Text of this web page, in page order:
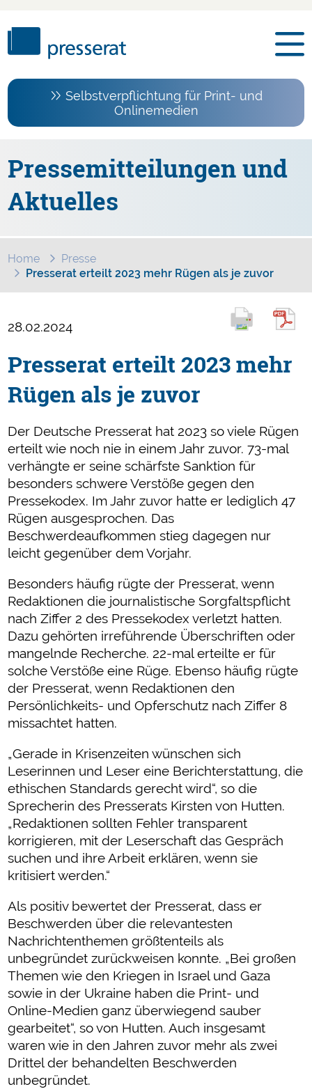
Selbstverpflichtung für Print- und
Onlinemedien
Pressemitteilungen und
Aktuelles
Home
Presse
Presserat erteilt 2023 mehr Rügen als je zuvor
28.02.2024
Presserat erteilt 2023 mehr
Rügen als je zuvor
Der Deutsche Presserat hat 2023 so viele Rügen
erteilt wie noch nie in einem Jahr zuvor. 73-mal
verhängte er seine schärfste Sanktion für
besonders schwere Verstöße gegen den
Pressekodex. Im Jahr zuvor hatte er lediglich 47
Rügen ausgesprochen. Das
Beschwerdeaufkommen stieg dagegen nur
leicht gegenüber dem Vorjahr.
Besonders häufig rügte der Presserat, wenn
Redaktionen die journalistische Sorgfaltspflicht
nach Ziffer 2 des Pressekodex verletzt hatten.
Dazu gehörten irreführende Überschriften oder
mangelnde Recherche. 22-mal erteilte er für
solche Verstöße eine Rüge. Ebenso häufig rügte
der Presserat, wenn Redaktionen den
Persönlichkeits- und Opferschutz nach Ziffer 8
missachtet hatten.
„Gerade in Krisenzeiten wünschen sich
Leserinnen und Leser eine Berichterstattung, die
ethischen Standards gerecht wird“, so die
Sprecherin des Presserats Kirsten von Hutten.
„Redaktionen sollten Fehler transparent
korrigieren, mit der Leserschaft das Gespräch
suchen und ihre Arbeit erklären, wenn sie
kritisiert werden.“
Als positiv bewertet der Presserat, dass er
Beschwerden über die relevantesten
Nachrichtenthemen größtenteils als
unbegründet zurückweisen konnte. „Bei großen
Themen wie den Kriegen in Israel und Gaza
sowie in der Ukraine haben die Print- und
Online-Medien ganz überwiegend sauber
gearbeitet“, so von Hutten. Auch insgesamt
waren wie in den Jahren zuvor mehr als zwei
Drittel der behandelten Beschwerden
unbegründet.